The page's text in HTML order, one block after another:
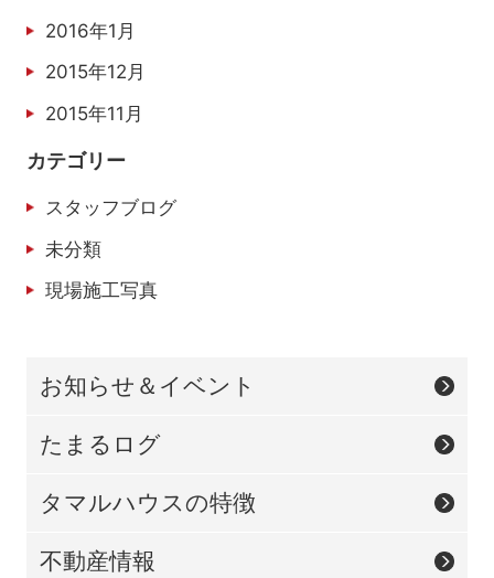
2016年1月
2015年12月
2015年11月
カテゴリー
スタッフブログ
未分類
現場施工写真
お知らせ＆イベント
たまるログ
タマルハウスの特徴
不動産情報